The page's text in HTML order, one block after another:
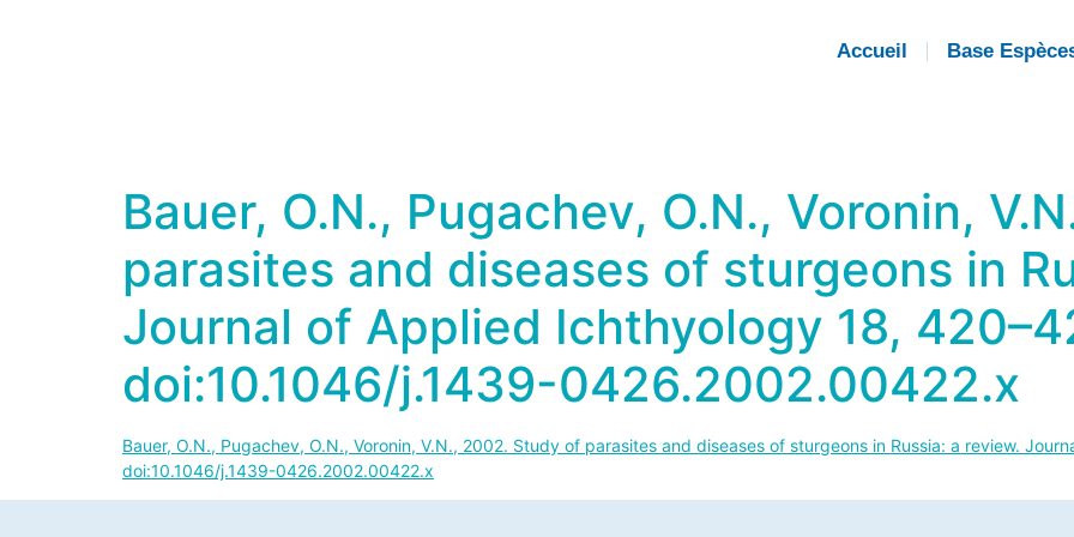
Accueil Base
Bauer, O.N., Pugachev, O.N., Voronin,
parasites and diseases of sturgeons in
Journal of Applied Ichthyology 18,
doi:10.1046/j.1439-0426.2002.00422.x
Bauer, O.N., Pugachev, O.N., Voronin, V.N., 2002. Study of parasites and diseases of sturgeons in Russia: a review.
doi:10.1046/j.1439-0426.2002.00422.x